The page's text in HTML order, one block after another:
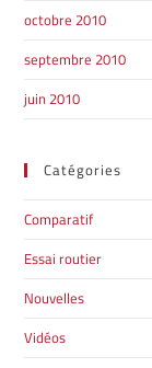
octobre 2010
septembre 2010
juin 2010
Catégories
Comparatif
Essai routier
Nouvelles
Vidéos